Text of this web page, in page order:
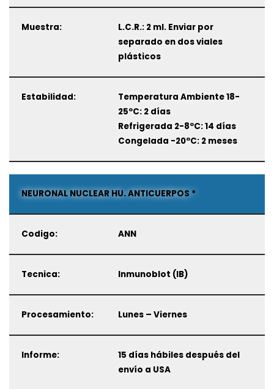
Muestra:
L.C.R.: 2 ml. Enviar por
separado en dos viales
plásticos
Estabilidad:
Temperatura Ambiente 18-
25ºC: 2 días
Refrigerada 2-8ºC: 14 días
Congelada -20ºC: 2 meses
NEURONAL NUCLEAR HU. ANTICUERPOS *
Codigo: ANN
Tecnica: Inmunoblot (IB)
Procesamiento: Lunes – Viernes
Informe:
15 días hábiles después del
envío a USA